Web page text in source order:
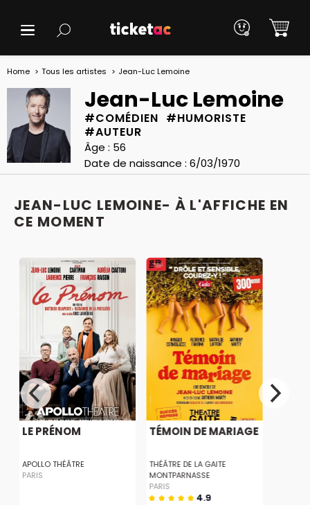
Home Tous les artistes Jean-Luc Lemoine
Jean-Luc Lemoine
#COMÉDIEN #HUMORISTE
#AUTEUR
Âge : 56
Date de naissance : 6/03/1970
JEAN-LUC LEMOINE- À L'AFFICHE EN
CE MOMENT
LE PRÉNOM
APOLLO THÉÂTRE
PARIS
TÉMOIN DE MARIAGE
THÉÂTRE DE LA GAITE
MONTPARNASSE
PARIS
4.9